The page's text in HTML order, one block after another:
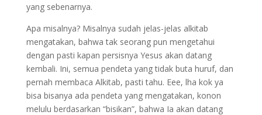
yang sebenarnya.
Apa misalnya? Misalnya sudah jelas-jelas alkitab
mengatakan, bahwa tak seorang pun mengetahui
dengan pasti kapan persisnya Yesus akan datang
kembali. Ini, semua pendeta yang tidak buta huruf, dan
pernah membaca Alkitab, pasti tahu. Eee, lha kok ya
bisa bisanya ada pendeta yang mengatakan, konon
melulu berdasarkan “bisikan”, bahwa Ia akan datang